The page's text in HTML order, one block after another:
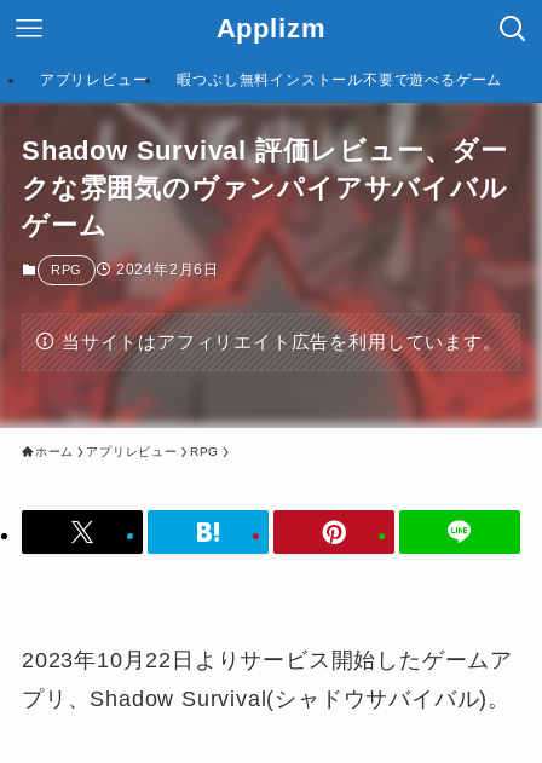
Applizm
アプリレビュー 暇つぶし無料インストール不要で遊べるゲーム
Shadow Survival 評価レビュー、ダー
クな雰囲気のヴァンパイアサバイバル
ゲーム
RPG 2024年2月6日
当サイトはアフィリエイト広告を利用しています。
ホーム アプリレビュー RPG
2023年10月22日よりサービス開始したゲームア
プリ、Shadow Survival(シャドウサバイバル)。